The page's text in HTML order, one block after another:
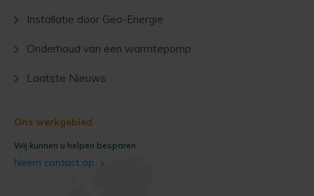
Installatie door Geo-Energie
Onderhoud van een warmtepomp
Laatste Nieuws
Ons werkgebied
Wij kunnen u helpen besparen.
Neem contact op